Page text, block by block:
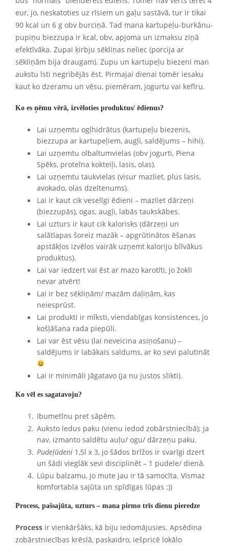
eur, jo, neskatoties uz rīsiem un gaļu sastāvā, tur ir tikai
90 kcal un 6 g obv burciņā. Tad mana kartupeļu-burkānu-
pupiņu biezzupa ir kcal, obv, apjoma un izmaksu ziņā
efektīvāka. Zupai ķirbju sēkliņas neliec (porcija ar
sēkliņām bija draugam). Zupu un kartupeļu biezeni man
aukstu īsti negribējās ēst. Pirmajai dienai tomēr iesaku
kaut ko dzeramu un vēsu, piemēram, jogurtu vai kefīru.
Ko es ņēmu vērā, izvēloties produktus/ ēdienus?
Lai uzņemtu ogļhidrātus (kartupeļu biezenis,
biezzupa ar kartupeļiem, augļi, saldējums – hihi).
Lai uzņemtu olbaltumvielas (obv jogurti, Piena
Spēks, proteīna kokteiļi, lasis, olas).
Lai uzņemtu taukvielas (visur mazliet, plus lasis,
avokado, olas dzeltenums).
Lai ir kaut cik veselīgi ēdieni – mazliet dārzeņi
(biezzupās), ogas, augļi, labās taukskābes.
Lai uzturs ir kaut cik kalorisks (dārzeņi un
salātlapas šoreiz mazāk – apgrūtinātos ēšanas
apstākļos izvēlos vairāk uzņemt kaloriju blīvākus
produktus).
Lai var iedzert vai ēst ar mazo karotīti, jo žokli
nevar atvērt!
Lai ir bez sēkliņām/ mazām daļiņām, kas
neiesprūst.
Lai produkti ir mīksti, viendabīgas konsistences, jo
košļāšana rada piepūli.
Lai var ēst vēsu (lai neveicina asiņošanu) –
saldējums ir labākais saldums, ar ko sevi palutināt
Lai ir minimāli jāgatavo (ja nu justos slikti).
Ko vēl es sagatavoju?
Ibumetīnu pret sāpēm.
Auksto ledus paku (vienu iedod zobārstniecībā); ja
nav, izmanto saldētu auļu/ ogu/ dārzeņu paku.
Pudeļūdeni 1,5l x 3, jo šādos brīžos ir svarīgi dzert
un šādi vieglāk sevi disciplinēt – 1 pudele/ dienā.
Lūpu balzamu, jo mute jau ir tā samocīta. Vismaz
komfortabla sajūta un spīdīgas lūpas :))
Process, pašsajūta, uzturs – mana pirmo trīs dienu pieredze
Process ir vienkāršāks, kā biju iedomājusies. Apsēdina
zobārstniecības krēslā, paskaidro, iešpricē lokālo